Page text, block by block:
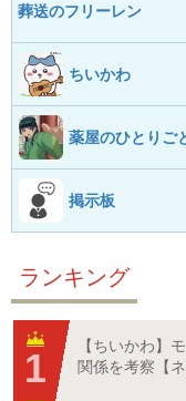
葬送のフリーレン
ちいかわ
薬屋のひとりご
掲示板
ランキング
【ちいかわ】
関係を考察【